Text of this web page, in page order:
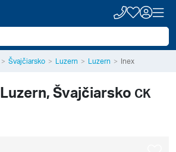
Švajčiarsko Luzern Luzern Inex
Luzern, Švajčiarsko CK